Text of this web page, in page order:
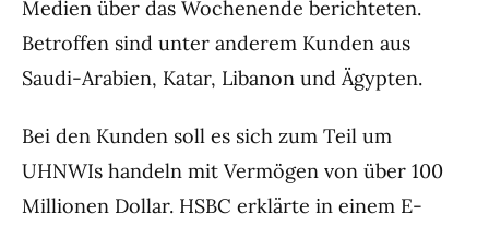
Medien über das Wochenende berichteten.
Betroffen sind unter anderem Kunden aus
Saudi-Arabien, Katar, Libanon und Ägypten.
Bei den Kunden soll es sich zum Teil um
UHNWIs handeln mit Vermögen von über 100
Millionen Dollar. HSBC erklärte in einem E-